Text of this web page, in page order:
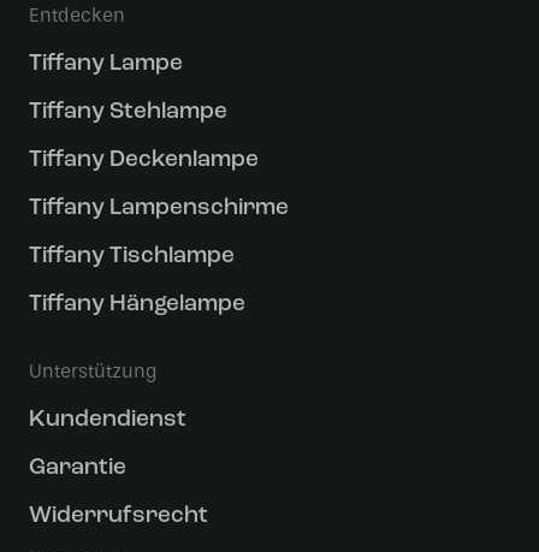
Entdecken
Tiffany Lampe
Tiffany Stehlampe
Tiffany Deckenlampe
Tiffany Lampenschirme
Tiffany Tischlampe
Tiffany Hängelampe
Unterstützung
Kundendienst
Garantie
Widerrufsrecht